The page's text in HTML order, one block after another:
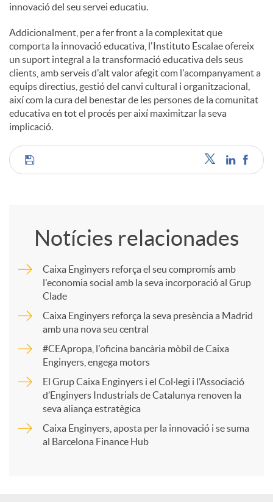
innovació del seu servei educatiu.
Addicionalment, per a fer front a la complexitat que
comporta la innovació educativa, l'Instituto Escalae ofereix
un suport integral a la transformació educativa dels seus
clients, amb serveis d'alt valor afegit com l'acompanyament a
equips directius, gestió del canvi cultural i organitzacional,
així com la cura del benestar de les persones de la comunitat
educativa en tot el procés per així maximitzar la seva
implicació.
C
m
r
Notícies relacionades
Caixa Enginyers reforça el seu compromís amb
l'economia social amb la seva incorporació al Grup
Clade
Caixa Enginyers reforça la seva presència a Madrid
amb una nova seu central
#CEApropa, l'oficina bancària mòbil de Caixa
Enginyers, engega motors
El Grup Caixa Enginyers i el Col·legi i l’Associació
d’Enginyers Industrials de Catalunya renoven la
seva aliança estratègica
Caixa Enginyers, aposta per la innovació i se suma
al Barcelona Finance Hub